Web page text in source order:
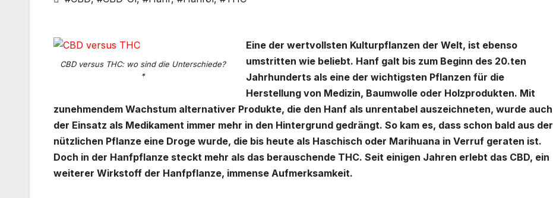
CBD versus THC: wo sind die Unterschiede?
*
Eine der wertvollsten Kulturpflanzen der Welt, ist ebenso
umstritten wie beliebt. Hanf galt bis zum Beginn des 20.ten
Jahrhunderts als eine der wichtigsten Pflanzen für die
Herstellung von Medizin, Baumwolle oder Holzprodukten. Mit
zunehmendem Wachstum alternativer Produkte, die den Hanf als unrentabel auszeichneten, wurde auch
der Einsatz als Medikament immer mehr in den Hintergrund gedrängt. So kam es, dass schon bald aus der
nützlichen Pflanze eine Droge wurde, die bis heute als Haschisch oder Marihuana in Verruf geraten ist.
Doch in der Hanfpflanze steckt mehr als das berauschende THC. Seit einigen Jahren erlebt das CBD, ein
weiterer Wirkstoff der Hanfpflanze, immense Aufmerksamkeit.